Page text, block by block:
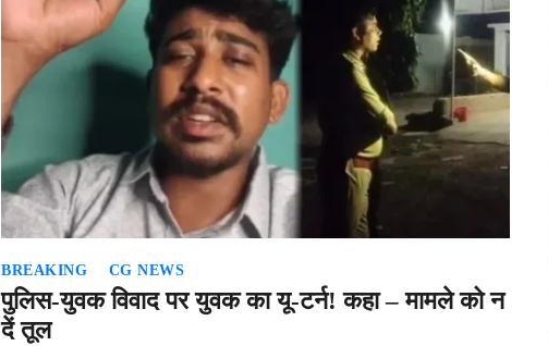
BREAKING CG NEWS
पुलिस-युवक विवाद पर युवक का यू-टर्न! कहा – मामले को न
दें तूल